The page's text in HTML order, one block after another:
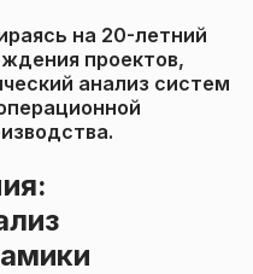
на 20-летний
проектов,
анализ систем